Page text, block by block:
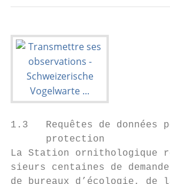
1.3   Requêtes de
protection
La Station ornithologique
sieurs centaines de
de bureaux d’écologie,